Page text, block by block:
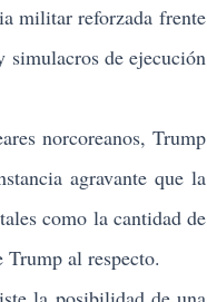
militar reforzada frente
simulacros de ejecución
norcoreanos, Trump
agravante que la
como la cantidad de
Trump al respecto.